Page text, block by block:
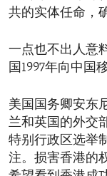
共的实体任命，
一点也不出人意
国1997年向中国
美国国务卿安东
兰和英国的外交
特别行政区选举
注。损害香港的